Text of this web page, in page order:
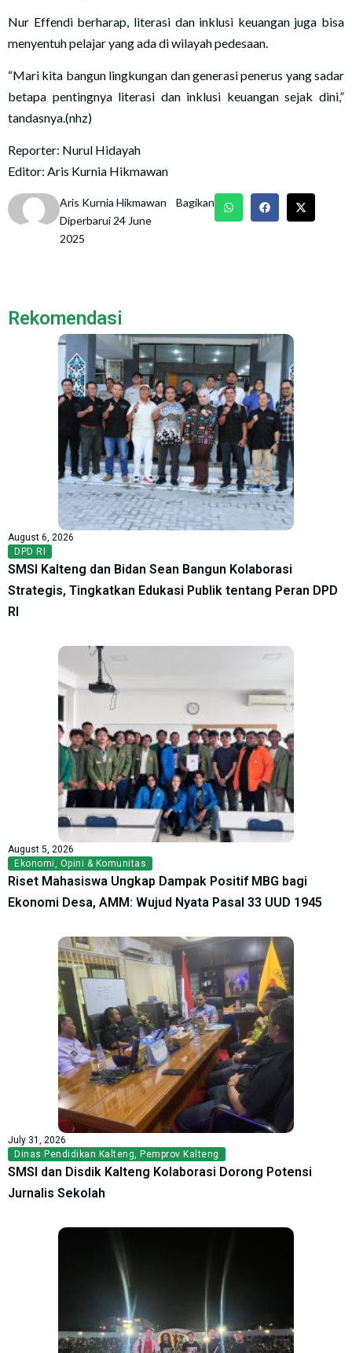
Nur Effendi berharap, literasi dan inklusi keuangan juga bisa
menyentuh pelajar yang ada di wilayah pedesaan.
“Mari kita bangun lingkungan dan generasi penerus yang sadar
betapa pentingnya literasi dan inklusi keuangan sejak dini,”
tandasnya.(nhz)
Reporter: Nurul Hidayah
Editor: Aris Kurnia Hikmawan
Aris Kurnia Hikmawan
Diperbarui 24 June
2025
Bagikan
Rekomendasi
August 6, 2026
DPD RI
SMSI Kalteng dan Bidan Sean Bangun Kolaborasi
Strategis, Tingkatkan Edukasi Publik tentang Peran DPD
RI
August 5, 2026
Ekonomi
Opini & Komunitas
Riset Mahasiswa Ungkap Dampak Positif MBG bagi
Ekonomi Desa, AMM: Wujud Nyata Pasal 33 UUD 1945
July 31, 2026
Dinas Pendidikan Kalteng Pemprov Kalteng
SMSI dan Disdik Kalteng Kolaborasi Dorong Potensi
Jurnalis Sekolah